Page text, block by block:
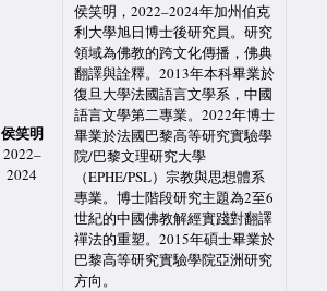
侯笑明
2022–
2024
侯笑明，2022–2024年加州伯克
利大學旭日博士後研究員。研究
領域為佛教的跨文化傳播，佛典
翻譯與詮釋。2013年本科畢業於
復旦大學法國語言文學系，中國
語言文學第二專業。2022年博士
畢業於法國巴黎高等研究實驗學
院/巴黎文理研究大學
（EPHE/PSL）宗教與思想體系
專業。博士階段研究主題為2至6
世紀的中國佛教解經實踐對翻譯
禪法的重塑。2015年碩士畢業於
巴黎高等研究實驗學院亞洲研究
方向。